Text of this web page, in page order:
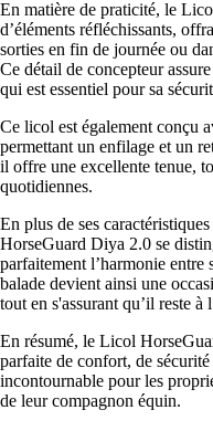
En matière de praticité, le
d’éléments réfléchissants,
sorties en fin de journée ou
Ce détail de concepteur
qui est essentiel pour sa
Ce licol est également conçu
permettant un enfilage et un
il offre une excellente tenue,
quotidiennes.
En plus de ses
HorseGuard Diya 2.0 se
parfaitement l’harmonie
balade devient ainsi une
tout en s'assurant qu’il reste à
En résumé, le Licol
parfaite de confort, de
incontournable pour les
de leur compagnon équin.